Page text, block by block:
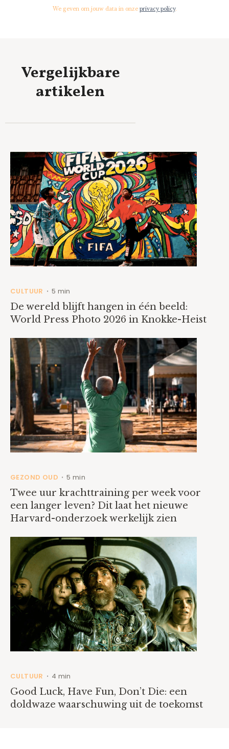
We geven om jouw data in onze privacy policy.
Vergelijkbare
artikelen
CULTUUR • 5 min
De wereld blijft hangen in één beeld:
World Press Photo 2026 in Knokke-Heist
GEZOND OUD • 5 min
Twee uur krachttraining per week voor
een langer leven? Dit laat het nieuwe
Harvard-onderzoek werkelijk zien
CULTUUR • 4 min
Good Luck, Have Fun, Don’t Die: een
doldwaze waarschuwing uit de toekomst